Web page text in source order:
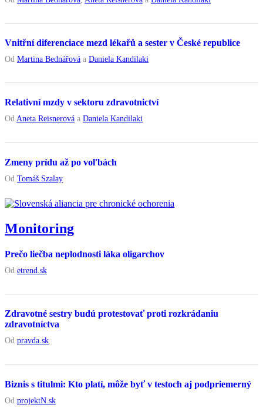
Vnitřní diferenciace mezd lékařů a sester v České republice
Od Martina Bednářová a Daniela Kandilaki
Relativní mzdy v sektoru zdravotnictví
OdAneta Reisnerová a Daniela Kandilaki
Zmeny prídu až po voľbách
Od Tomáš Szalay
Monitoring
Prečo liečba neplodnosti láka oligarchov
Od etrend.sk
Zdravotné sestry budú protestovať proti rozkrádaniu
zdravotníctva
Od pravda.sk
Biznis s titulmi: Kto platí, môže byť v testoch aj podpriemerný
Od projektN.sk